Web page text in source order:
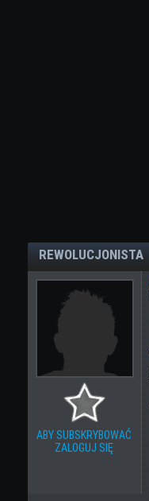
REWOLUCJONISTA
ABY SUBSKRYBOWAĆ
ZALOGUJ SIĘ